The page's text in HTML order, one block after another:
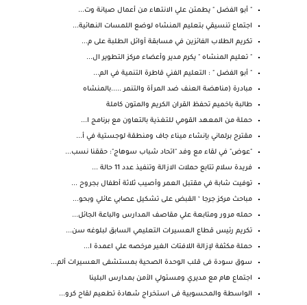
" أبو الفضل " يطمئن علي الانتهاء من أعمال صيانة وت...
اجتماع تنسيقي بتعليم المنشاه لوضع اللمسات النهائية...
تكريم الطلاب الفائزين في مسابقة أوائل الطلبة على م...
" تعليم المنشاه " يكرم مدير وأعضاء مركز التطوير ال...
" أبو الفضل " : التعليم الفني قاطرة التنمية في الم...
مبادرة (مناهضة العنف ضد المرأة والتنمر .....بالمنشاه
طالبة باخميم تحفظ القران الكريم والمتون كاملة
حملة من المعهد القومي للتغذية بالتعاون مع برنامج ا...
مقترح برلماني بإنشاء ميناء جاف ومنطقة لوجستية في أ...
"عوض" في لقاء مع وفد "اتحاد شباب سوهاج": حققنا نسب...
فريدة سلام تتابع حملات الازالة وتنفيذ عدد 11 حالة ...
توفيت شابة في مقتبل العمر وأصيب ثلاثة أطفال بجروح ...
مباحث مركز جرجا ‘ القبض على تشكيل عصابي عائلي وبحو...
حمله مرور ومتابعة علي مقاصف المدارس والباعة الجائل...
تكريم رئيس قطاع العسيرات التعليمي السابق لبلوغه سن...
حملة مكثفة لإزالة اللافتات الغير مرخصه علي اعمدة ا...
سوق سودة فى قلب الوحدة الصحية بمستشفى العسيرات ألم...
اجتماع هام مع مديري ومسئولي الأمن بمدارس البلينا
الواسطة والمحسوبية فى استخراج شهادة تطعيم لقاح كرو...